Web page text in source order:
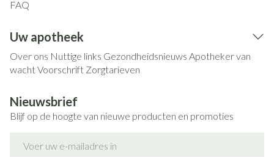
FAQ
Uw apotheek
Over ons Nuttige links Gezondheidsnieuws Apotheker van
wachtVoorschrift Zorgtarieven
Nieuwsbrief
Blijf op de hoogte van nieuwe producten en promoties